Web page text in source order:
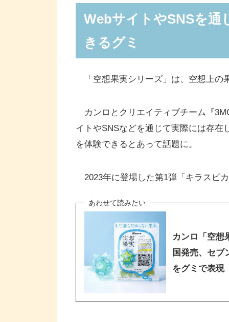
「ウチャチャの実」について
WebサイトやSNSを通
きるグミ
「空想果実シリーズ」は、空想上の
カンロとクリエイティブチーム『
イトやSNSなどを通じて実際には存在
を体験できるとあって話題に。
2023年に登場した第1弾「キラスピ
カンロ「空想
国発売、セブ
をグミで表現